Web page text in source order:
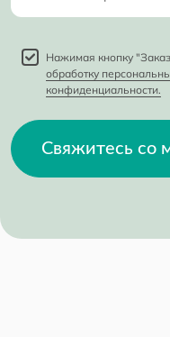
Нажимая кнопку
обработку
конфиденциальности.
Свяжитесь со